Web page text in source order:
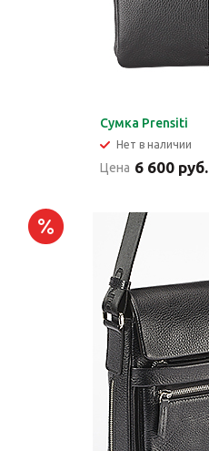
Cумка Prensiti
Нет в наличии
Цена 6 600 руб.